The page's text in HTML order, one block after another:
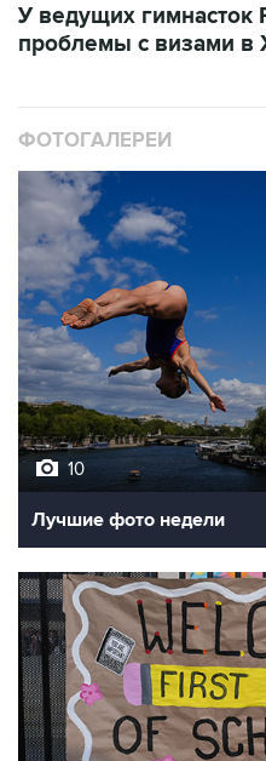
У ведущих гимнасток
проблемы с визами в
ФОТОГАЛЕРЕИ
10
Лучшие фото недели